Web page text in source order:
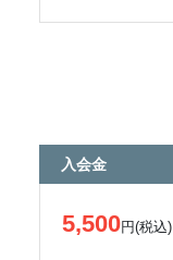
入会金
5,500円(税込)